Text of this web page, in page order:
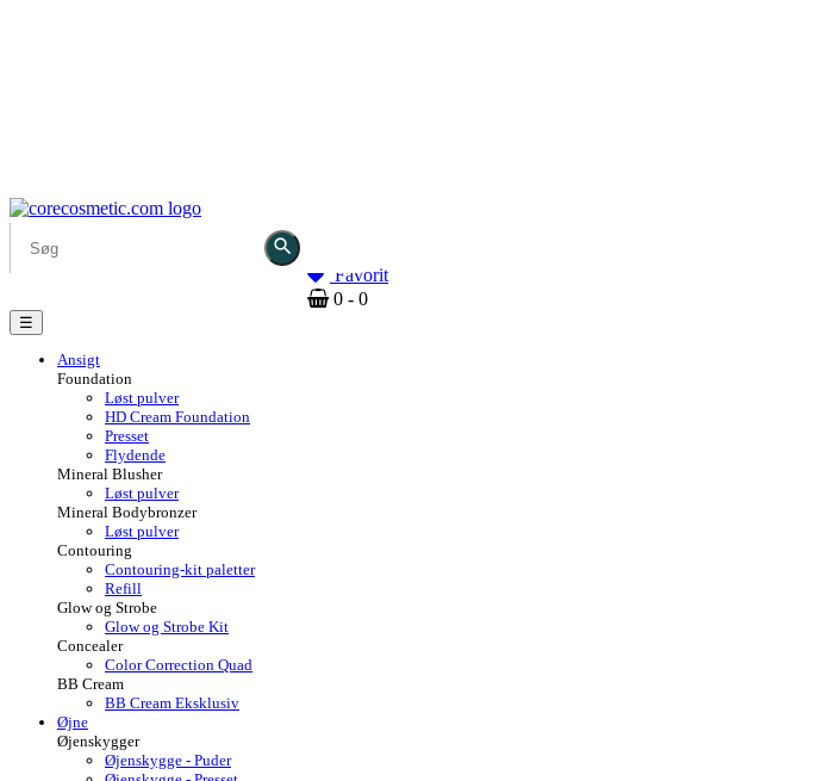
search
Favorit
0 - 0
Toggle
navigation
☰
Ansigt
Foundation
Løst pulver
HD Cream Foundation
Presset
Flydende
Mineral Blusher
Løst pulver
Mineral Bodybronzer
Løst pulver
Contouring
Contouring-kit paletter
Refill
Glow og Strobe
Glow og Strobe Kit
Concealer
Color Correction Quad
BB Cream
BB Cream Eksklusiv
Øjne
Øjenskygger
Øjenskygge - Puder